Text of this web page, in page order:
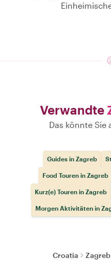
Verwandte
Das könnte Sie
Guides in Zagreb
Food Touren in Zagreb
Kurz(e) Touren in Zagreb
Morgen Aktivitäten in
Croatia Zagreb